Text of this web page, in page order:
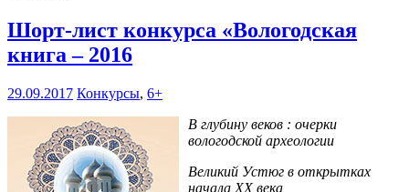
Шорт-лист конкурса «Вологодская
книга – 2016
29.09.2017 Конкурсы, 6+
В глубину веков : очерки
вологодской археологии
Великий Устюг в открытках
начала XX века